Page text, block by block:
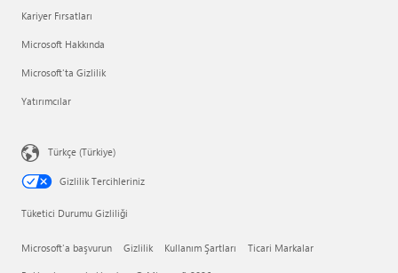
Kariyer Fırsatları
Microsoft Hakkında
Microsoft'ta Gizlilik
Yatırımcılar
Türkçe (Türkiye)
Gizlilik Tercihleriniz
Tüketici Durumu Gizliliği
Microsoft'a başvurun Gizlilik Kullanım Şartları Ticari Markalar